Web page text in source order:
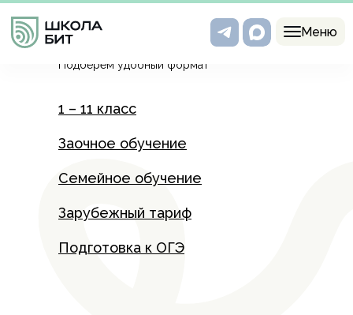
Меню
Подберем удобный формат
Программы
Подготовка к ОГЭ
Семейное обучение
Заочное обучение
1 – 11 класс
Зарубежный тариф